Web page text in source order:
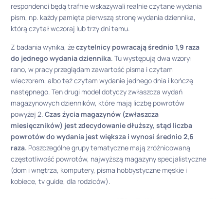
respondenci będą trafnie wskazywali realnie czytane wydania
pism, np. każdy pamięta pierwszą stronę wydania dziennika,
którą czytał wczoraj lub trzy dni temu.
Z badania wynika, żeczytelnicy powracają średnio 1,9 raza
do jednego wydania dziennika. Tu występują dwa wzory:
rano, w pracy przeglądam zawartość pisma i czytam
wieczorem, albo też czytam wydanie jednego dnia i kończę
następnego. Ten drugi model dotyczy zwłaszcza wydań
magazynowych dzienników, które mają liczbę powrotów
powyżej 2.Czas życia magazynów (zwłaszcza
miesięczników) jest zdecydowanie dłuższy, stąd liczba
powrotów do wydania jest większa i wynosi średnio 2,6
raza. Poszczególne grupy tematyczne mają zróżnicowaną
częstotliwość powrotów, najwyższą magazyny specjalistyczne
(dom i wnętrza, komputery, pisma hobbystyczne męskie i
kobiece, tv guide, dla rodziców).